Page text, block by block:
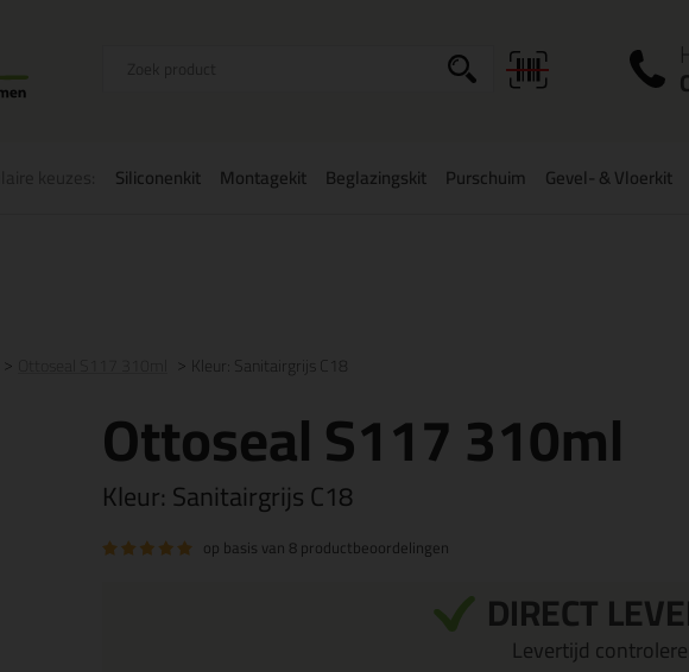
Siliconenkit Montagekit Beglazingskit Purschuim Gevel- & Vloerkit
Kleur: Sanitairgrijs C18
Ottoseal S117 310ml
Kleur:Sanitairgrijs C18
op basis van 8 productbeoordelingen
DIRECT
Levertijd